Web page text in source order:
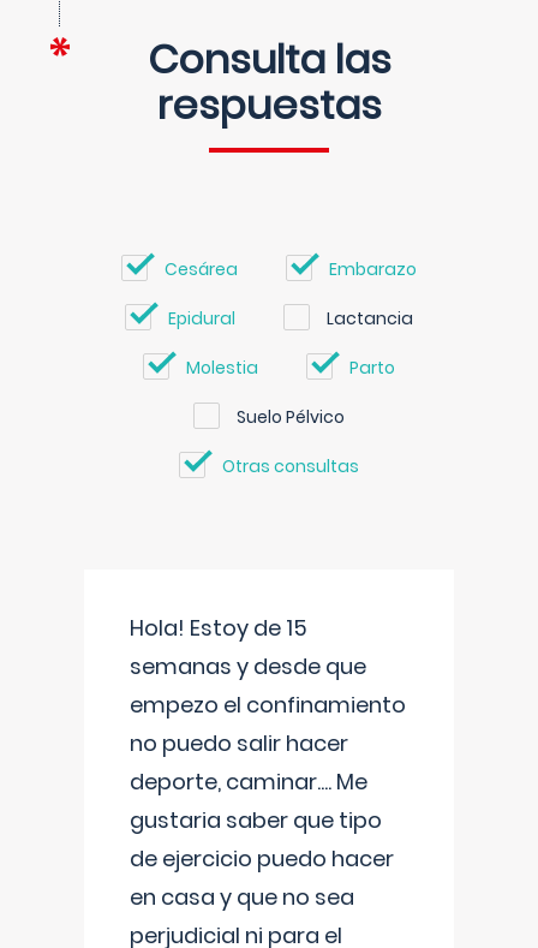
Consulta las
respuestas
Cesárea Embarazo
Epidural Lactancia
Molestia Parto
Suelo Pélvico
Otras consultas
Hola! Estoy de 15
semanas y desde que
empezo el confinamiento
no puedo salir hacer
deporte, caminar.... Me
gustaria saber que tipo
de ejercicio puedo hacer
en casa y que no sea
perjudicial ni para el